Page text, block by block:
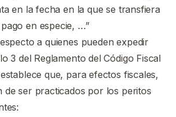
en la fecha en la que se transfiera
en especie, …”
a quienes pueden expedir
3 del Reglamento del Código Fiscal
que, para efectos fiscales,
de ser practicados por los peritos